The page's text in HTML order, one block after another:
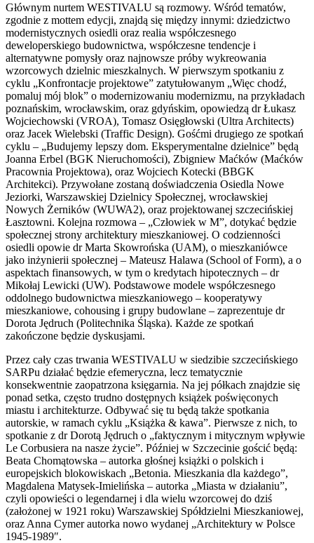
Głównym nurtem WESTIVALU są rozmowy. Wśród tematów,
zgodnie z mottem edycji, znajdą się między innymi: dziedzictwo
modernistycznych osiedli oraz realia współczesnego
deweloperskiego budownictwa, współczesne tendencje i
alternatywne pomysły oraz najnowsze próby wykreowania
wzorcowych dzielnic mieszkalnych. W pierwszym spotkaniu z
cyklu „Konfrontacje projektowe” zatytułowanym „Więc chodź,
pomaluj mój blok” o modernizowaniu modernizmu, na przykładach
poznańskim, wrocławskim, oraz gdyńskim, opowiedzą dr Łukasz
Wojciechowski (VROA), Tomasz Osięgłowski (Ultra Architects)
oraz Jacek Wielebski (Traffic Design). Gośćmi drugiego ze spotkań
cyklu – „Budujemy lepszy dom. Eksperymentalne dzielnice” będą
Joanna Erbel (BGK Nieruchomości), Zbigniew Maćków (Maćków
Pracownia Projektowa), oraz Wojciech Kotecki (BBGK
Architekci). Przywołane zostaną doświadczenia Osiedla Nowe
Jeziorki, Warszawskiej Dzielnicy Społecznej, wrocławskiej
Nowych Żerników (WUWA2), oraz projektowanej szczecińskiej
Łasztowni. Kolejna rozmowa – „Człowiek w M”, dotykać będzie
społecznej strony architektury mieszkaniowej. O codzienności
osiedli opowie dr Marta Skowrońska (UAM), o mieszkaniówce
jako inżynierii społecznej – Mateusz Halawa (School of Form), a o
aspektach finansowych, w tym o kredytach hipotecznych – dr
Mikołaj Lewicki (UW). Podstawowe modele współczesnego
oddolnego budownictwa mieszkaniowego – kooperatywy
mieszkaniowe, cohousing i grupy budowlane – zaprezentuje dr
Dorota Jędruch (Politechnika Śląska). Każde ze spotkań
zakończone będzie dyskusjami.
Przez cały czas trwania WESTIVALU w siedzibie szczecińskiego
SARPu działać będzie efemeryczna, lecz tematycznie
konsekwentnie zaopatrzona księgarnia. Na jej półkach znajdzie się
ponad setka, często trudno dostępnych książek poświęconych
miastu i architekturze. Odbywać się tu będą także spotkania
autorskie, w ramach cyklu „Książka & kawa”. Pierwsze z nich, to
spotkanie z dr Dorotą Jędruch o „faktycznym i mitycznym wpływie
Le Corbusiera na nasze życie”. Później w Szczecinie gościć będą:
Beata Chomątowska – autorka głośnej książki o polskich i
europejskich blokowiskach „Betonia. Mieszkania dla każdego”,
Magdalena Matysek-Imielińska – autorka „Miasta w działaniu”,
czyli opowieści o legendarnej i dla wielu wzorcowej do dziś
(założonej w 1921 roku) Warszawskiej Spółdzielni Mieszkaniowej,
oraz Anna Cymer autorka nowo wydanej „Architektury w Polsce
1945-1989″.